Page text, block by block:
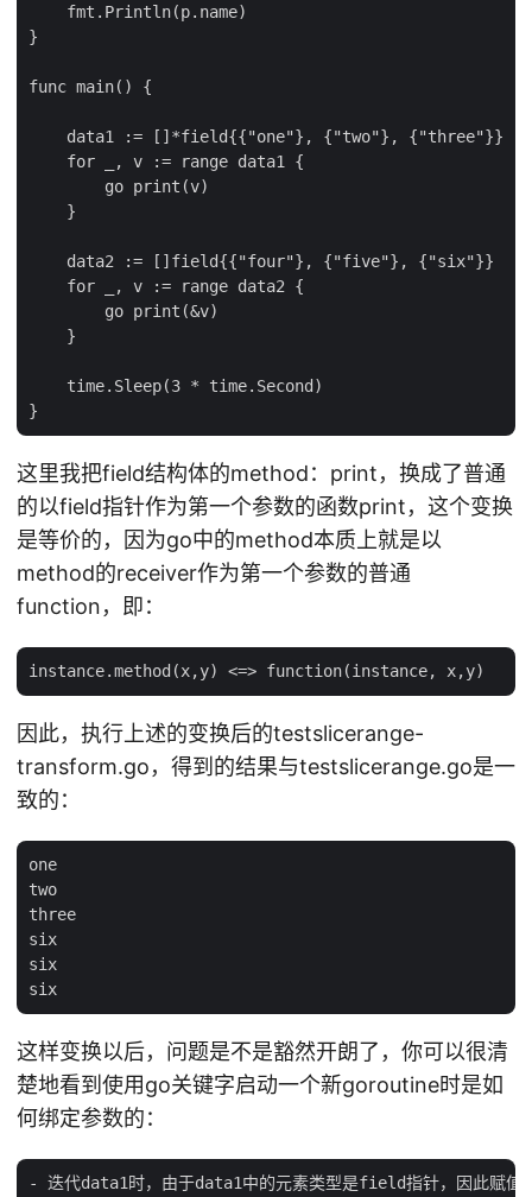
    fmt.Println(p.name)
}
func main() {
    data1 := []*field{{"one"}, {"two"}, {"three"}}
    for _, v := range data1 {
        go print(v)
    }
    data2 := []field{{"four"}, {"five"}, {"six"}}
    for _, v := range data2 {
        go print(&v)
    }
    time.Sleep(3 * time.Second)
这里我把field结构体的method：print，换成了普通
的以field指针作为第一个参数的函数print，这个变换
是等价的，因为go中的method本质上就是以
method的receiver作为第一个参数的普通
function，即：
因此，执行上述的变换后的testslicerange-
transform.go，得到的结果与testslicerange.go是一
致的：
one
two
three
six
six
这样变换以后，问题是不是豁然开朗了，你可以很清
楚地看到使用go关键字启动一个新goroutine时是如
何绑定参数的：
- 迭代data1时，由于data1中的元素类型是field指针，因此赋